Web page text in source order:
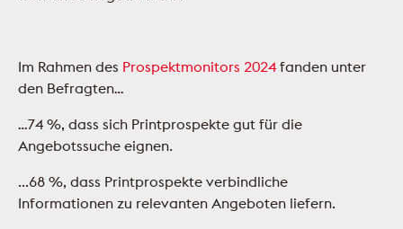
Im Rahmen des Prospektmonitors 2024fanden unter
den Befragten…
…74 %, dass sich Printprospekte gut für die
Angebotssuche eignen.
...68 %, dass Printprospekte verbindliche
Informationen zu relevanten Angeboten liefern.